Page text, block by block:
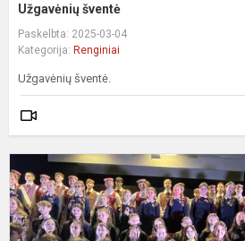
Užgavėnių šventė
Paskelbta: 2025-03-04
Kategorija: Renginiai
Užgavėnių šventė.